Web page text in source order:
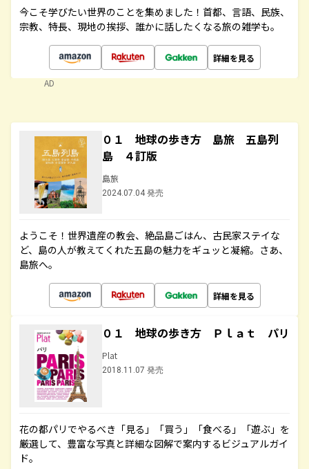
今こそ学びたい世界のことを集めました！首都、言語、民族、
宗教、特長、現地の挨拶、誰かに話したくなる旅の雑学も。
詳細を見る
AD
０１ 地球の歩き方 島旅 五島列
島 ４訂版
島旅
2024.07.04 発売
ようこそ！世界遺産の教会、絶品島ごはん、古民家ステイな
ど、島の人が教えてくれた五島の魅力をギュッと凝縮。さあ、
島旅へ。
詳細を見る
０１ 地球の歩き方 Ｐｌａｔ パリ
Plat
2018.11.07 発売
花の都パリでやるべき「見る」「買う」「食べる」「遊ぶ」を
厳選して、豊富な写真と詳細な図解で案内するビジュアルガイ
ド。